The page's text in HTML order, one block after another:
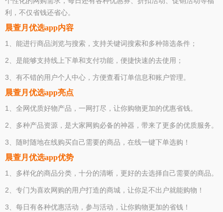
利，不仅省钱还省心。
晨萱月优选app内容
1、能进行商品浏览与搜索，支持关键词搜索和多种筛选条件；
2、是能够支持线上下单和支付功能，便捷快速的去使用；
3、有不错的用户个人中心，方便查看订单信息和账户管理。
晨萱月优选app亮点
1、全网优质好物产品，一网打尽，让你购物更加的优惠省钱。
2、多种产品资源，是大家网购必备的神器，带来了更多的优质服务。
3、随时随地在线购买自己需要的商品，在线一键下单选购！
晨萱月优选app优势
1、多样化的商品分类，十分的清晰，更好的去选择自己需要的商品。
2、专门为喜欢网购的用户打造的商城，让你足不出户就能购物！
3、每日有各种优惠活动，参与活动，让你购物更加的省钱！